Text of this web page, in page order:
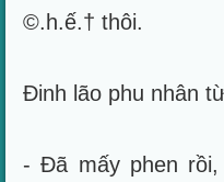
©.h.ế.† thôi.
Đinh lão phu nhân
- Đã mấy phen rồi,